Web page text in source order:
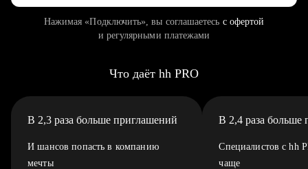
Нажимая «Подключить», вы соглашаетесь с офертой
и регулярными платежами
Что даёт hh PRO
В 2,3 раза больше приглашений
И шансов попасть в компанию
мечты
В 2,4 раза больше
Специалистов с hh
чаще